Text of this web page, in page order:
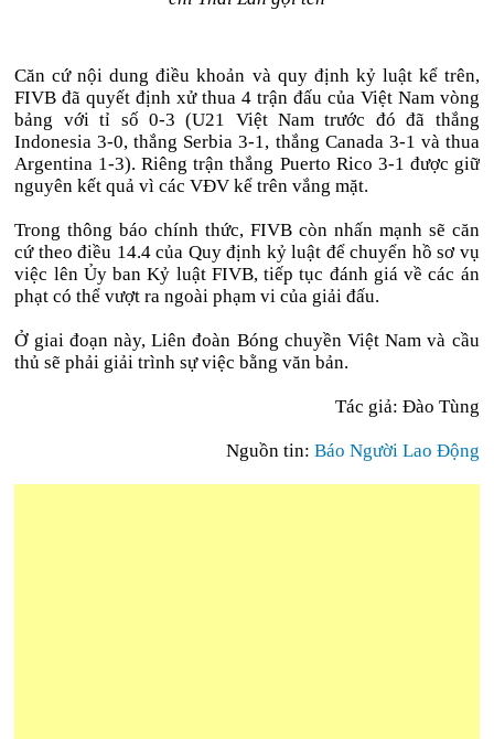
Căn cứ nội dung điều khoản và quy định kỷ luật kể trên,
FIVB đã quyết định xử thua 4 trận đấu của Việt Nam vòng
bảng với tỉ số 0-3 (U21 Việt Nam trước đó đã thắng
Indonesia 3-0, thắng Serbia 3-1, thắng Canada 3-1 và thua
Argentina 1-3). Riêng trận thắng Puerto Rico 3-1 được giữ
nguyên kết quả vì các VĐV kể trên vắng mặt.
Trong thông báo chính thức, FIVB còn nhấn mạnh sẽ căn
cứ theo điều 14.4 của Quy định kỷ luật để chuyển hồ sơ vụ
việc lên Ủy ban Kỷ luật FIVB, tiếp tục đánh giá về các án
phạt có thể vượt ra ngoài phạm vi của giải đấu.
Ở giai đoạn này, Liên đoàn Bóng chuyền Việt Nam và cầu
thủ sẽ phải giải trình sự việc bằng văn bản.
Tác giả: Đào Tùng
Nguồn tin: Báo Người Lao Động